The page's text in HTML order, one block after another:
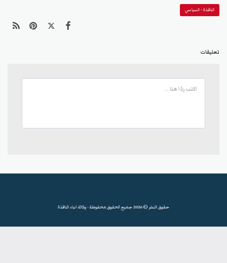
النافذة - السياسي
تعليقات
حقوق النشر © 2026 جميع الحقوق محفوظة - وكالة انباء النافذة